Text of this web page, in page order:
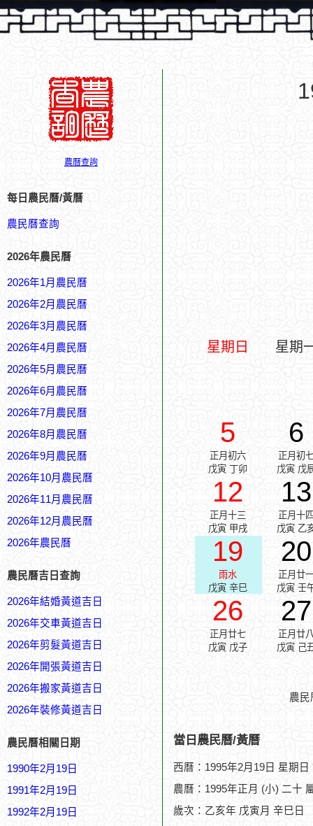
農曆查詢
每日農民曆/黃曆
農民曆查詢
2026年農民曆
2026年1月農民曆
2026年2月農民曆
2026年3月農民曆
2026年4月農民曆
2026年5月農民曆
2026年6月農民曆
2026年7月農民曆
2026年8月農民曆
2026年9月農民曆
2026年10月農民曆
2026年11月農民曆
2026年12月農民曆
2026年農民曆
農民曆吉日查詢
2026年結婚黃道吉日
2026年交車黃道吉日
2026年剪髮黃道吉日
2026年開張黃道吉日
2026年搬家黃道吉日
2026年裝修黃道吉日
農民曆相關日期
1990年2月19日
1991年2月19日
1992年2月19日
星期日 星期
5
正月初六
戊寅 丁卯
6
正月初
戊寅 戊
12
正月十三
戊寅 甲戌
13
正月十
戊寅 乙
19
雨水
戊寅 辛巳
20
正月廿
戊寅 壬
26
正月廿七
戊寅 戊子
27
正月廿
戊寅 己
農
當日農民曆/黃曆
西曆：1995年2月19日 星期日
農曆：1995年正月 (小) 二十
歲次：乙亥年 戊寅月 辛巳日